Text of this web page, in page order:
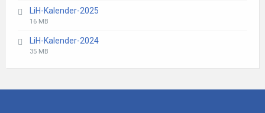
pdf
LiH-Kalender-2025
File
pdf
File
16 MB
LiH-Kalender-2024
File
File
35 MB